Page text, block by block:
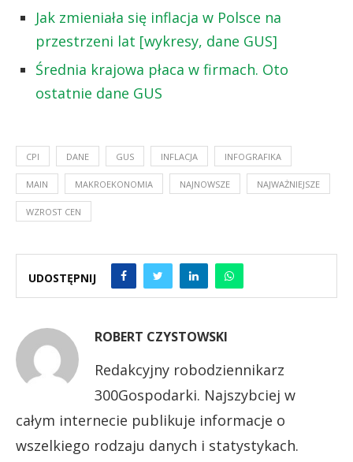
Jak zmieniała się inflacja w Polsce na
przestrzeni lat [wykresy, dane GUS]
Średnia krajowa płaca w firmach. Oto
ostatnie dane GUS
CPI DANE GUS INFLACJA INFOGRAFIKA
MAIN MAKROEKONOMIA NAJNOWSZE NAJWAŻNIEJSZE
WZROST CEN
UDOSTĘPNIJ
ROBERT CZYSTOWSKI
Redakcyjny robodziennikarz
300Gospodarki. Najszybciej w
całym internecie publikuje informacje o
wszelkiego rodzaju danych i statystykach.